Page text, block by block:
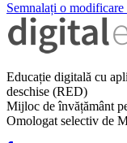
Semnalați o modificare
Educație digitală cu
deschise (RED)
Mijloc de învățământ
Omologat selectiv de